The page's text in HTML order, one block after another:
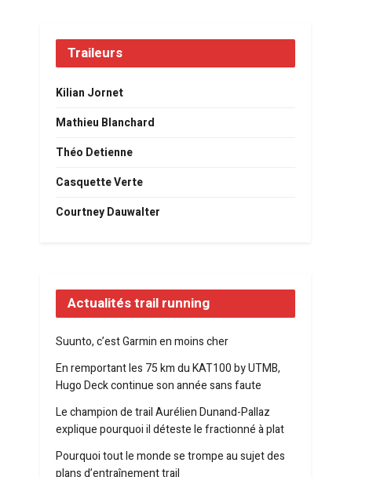
Traileurs
Kilian Jornet
Mathieu Blanchard
Théo Detienne
Casquette Verte
Courtney Dauwalter
Actualités trail running
Suunto, c’est Garmin en moins cher
En remportant les 75 km du KAT100 by UTMB,
Hugo Deck continue son année sans faute
Le champion de trail Aurélien Dunand-Pallaz
explique pourquoi il déteste le fractionné à plat
Pourquoi tout le monde se trompe au sujet des
plans d’entraînement trail